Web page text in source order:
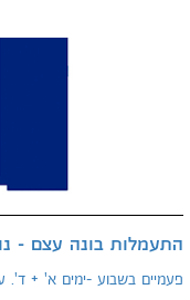
התעמלות בונה עצם -
פעמיים בשבוע -ימים א' + ד'.